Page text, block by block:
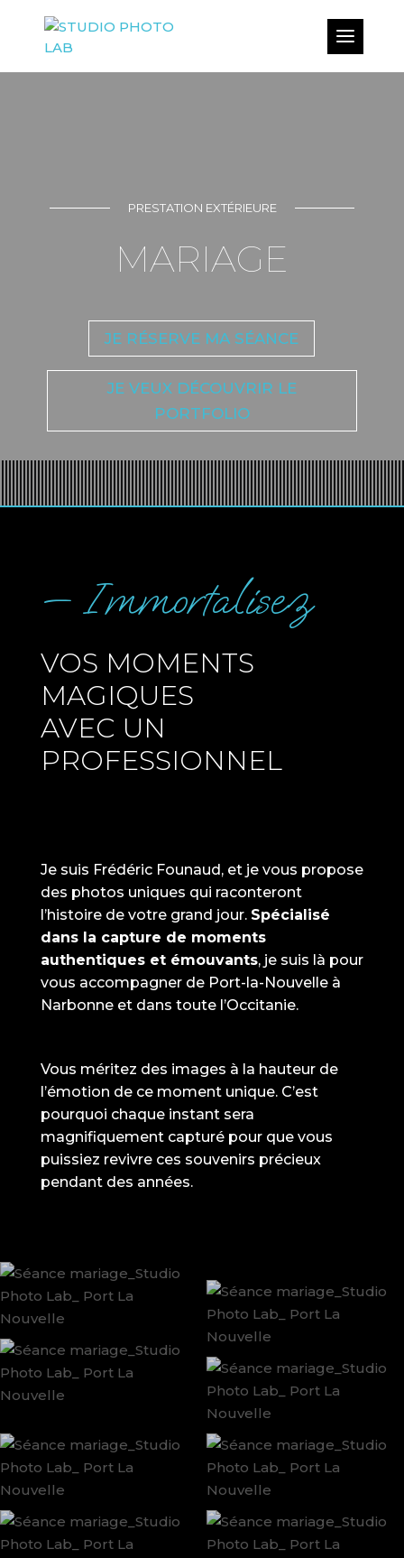
PRESTATION EXTÉRIEURE
MARIAGE
JE RÉSERVE MA SÉANCE
JE VEUX DÉCOUVRIR LE
PORTFOLIO
— Immortalisez
VOS MOMENTS
MAGIQUES
AVEC UN
PROFESSIONNEL
Je suis Frédéric Founaud, et je vous propose
des photos uniques qui raconteront
l’histoire de votre grand jour. Spécialisé
dans la capture de moments
authentiques et émouvants, je suis là pour
vous accompagner de Port-la-Nouvelle à
Narbonne et dans toute l’Occitanie.
Vous méritez des images à la hauteur de
l’émotion de ce moment unique. C’est
pourquoi chaque instant sera
magnifiquement capturé pour que vous
puissiez revivre ces souvenirs précieux
pendant des années.